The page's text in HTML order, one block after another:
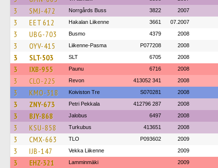
3 SMJ-472 Norrgårds Buss 3822 2007
3 EET 612 Hakalan Liikenne 3661 07.2007
3 UBG-703 Busmo 4379 2008
3 OYV-415 Liikenne-Pasma P077208 2008
3 SLT-503 SLT 6705 2008
3 IXB-955 Paunu 6716 2008
3 CLO-225 Revon 413052 341 2008
3 KMO-318 Koiviston Tre S070281 2008
3 ZNY-673 Petri Pekkala 412796 287 2008
3 BJY-868 Jalobus 6497 2008
3 KSU-858 Turkubus 413651 2008
3 CMX-663 TLO P093602 2009
3 IJB-147 Vekka Liikenne 2009
3 EHZ-321 Lamminmäki 2009